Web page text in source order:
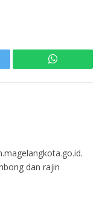
WhatsApp
dan rajin